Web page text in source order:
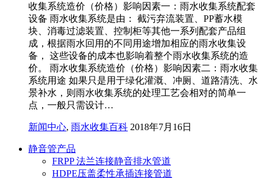
收集系统造价（价格）影响因素一：雨水收集系统配套
设备 雨水收集系统是由： 截污弃流装置、PP蓄水模
块、消毒过滤装置、控制柜等其他一系列配套产品组
成，根据雨水回用的不同用途增加相应的雨水收集设
备， 这些设备的成本也影响着整个雨水收集系统的造
价。 雨水收集系统造价（价格）影响因素二：雨水收集
系统用途 如果只是用于绿化灌溉、冲厕、道路清洗、水
景补水，则雨水收集系统的处理工艺会相对的简单一
点，一般只需设计…
新闻中心, 雨水收集百科 2018年7月16日
静音管产品
FRPP 法兰连接静音排水管道
HDPE压盖柔性承插连接管道